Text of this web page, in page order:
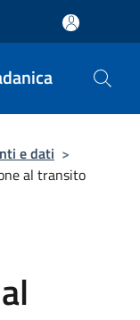
e dati >
al transito